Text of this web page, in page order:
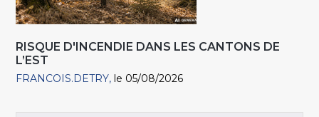
RISQUE D'INCENDIE DANS LES CANTONS DE
L’EST
FRANCOIS.DETRY le 05/08/2026